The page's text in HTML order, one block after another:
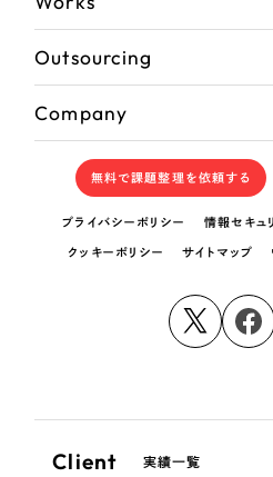
Outsourcing
Company
無料で課題整理を依頼する
プライバシーポリシー 情報セキュ
クッキーポリシー サイトマップ
Client 実績一覧